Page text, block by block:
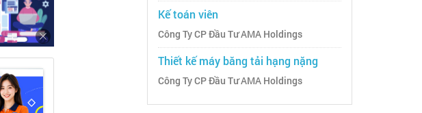
Kế toán viên
Công Ty CP Đầu Tư AMA Holdings
Thiết kế máy băng tải hạng nặng
Công Ty CP Đầu Tư AMA Holdings